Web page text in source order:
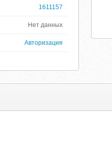
1611157
Нет данных
Авторизация